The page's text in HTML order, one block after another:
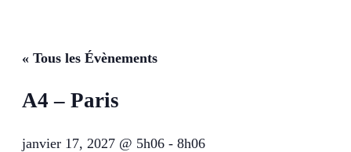
« Tous les Évènements
A4 – Paris
janvier 17, 2027 @ 5h06 - 8h06